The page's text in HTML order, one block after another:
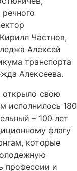
Частнов,
Алексей
транспорта
Алексеева.
открыло свою
исполнилось 180
– 100 лет
флагу
которые
профессии и